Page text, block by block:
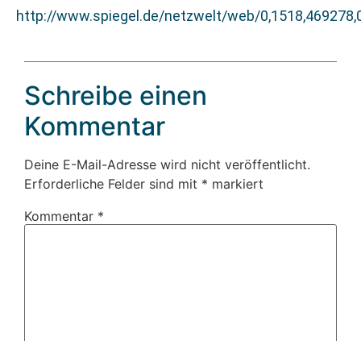
http://www.spiegel.de/netzwelt/web/
Schreibe einen
Kommentar
Deine E-Mail-Adresse wird nicht veröffentlicht.
Erforderliche Felder sind mit * markiert
Kommentar *